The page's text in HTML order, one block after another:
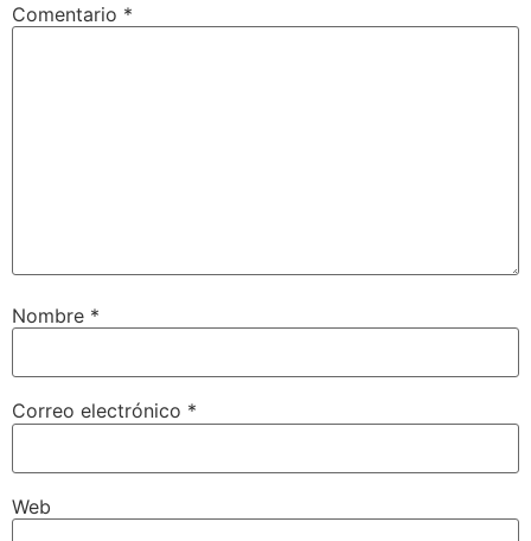
Comentario *
Nombre *
Correo electrónico *
Web